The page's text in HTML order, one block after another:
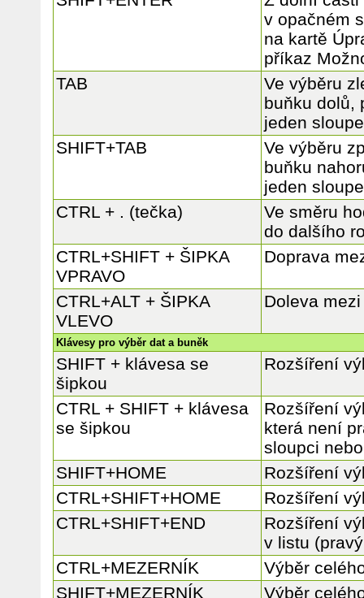
v opačném
na kartě
příkaz
TAB
Ve výběru
buňku dolů,
jeden
SHIFT+TAB
Ve výběru
buňku
jeden
CTRL + . (tečka)
Ve směru
do dalšího
CTRL+SHIFT + ŠIPKA
VPRAVO
Doprava
CTRL+ALT + ŠIPKA
VLEVO
Doleva
Klávesy pro výběr dat a buněk
SHIFT + klávesa se
šipkou
Rozšíření
CTRL + SHIFT + klávesa
se šipkou
Rozšíření
která není
sloupci
SHIFT+HOME
Rozšíření
CTRL+SHIFT+HOME
Rozšíření
CTRL+SHIFT+END
Rozšíření
v listu
CTRL+MEZERNÍK
Výběr
SHIFT+MEZERNÍK
Výběr